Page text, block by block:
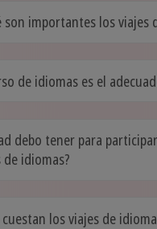
son importantes los viajes
de idiomas es el
debo tener para
idiomas?
los viajes de